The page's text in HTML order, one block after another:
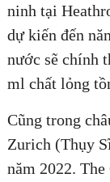
ninh tại
dự kiến đến
nước sẽ chính
ml chất lỏng
Cũng trong
Zurich (Thụy
năm 2022.